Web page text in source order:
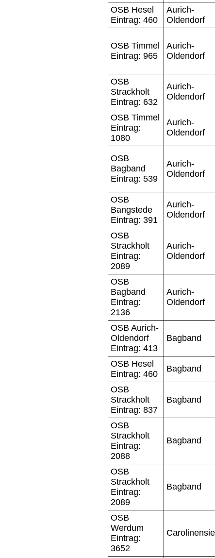
OSB Hesel
Eintrag: 460
Aurich-
Oldendorf
OSB Timmel
Eintrag: 965
Aurich-
Oldendorf
OSB
Strackholt
Eintrag: 632
Aurich-
Oldendorf
OSB Timmel
Eintrag:
1080
Aurich-
Oldendorf
OSB
Bagband
Eintrag: 539
Aurich-
Oldendorf
OSB
Bangstede
Eintrag: 391
Aurich-
Oldendorf
OSB
Strackholt
Eintrag:
2089
Aurich-
Oldendorf
OSB
Bagband
Eintrag:
2136
Aurich-
Oldendorf
OSB Aurich-
Oldendorf
Eintrag: 413
Bagband
OSB Hesel
Eintrag: 460
Bagband
OSB
Strackholt
Eintrag: 837
Bagband
OSB
Strackholt
Eintrag:
2088
Bagband
OSB
Strackholt
Eintrag:
2089
Bagband
OSB
Werdum
Eintrag:
3652